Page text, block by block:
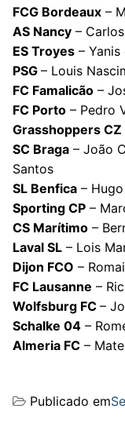
FCG Bordeaux –
AS Nancy –
ES Troyes – Yanis
PSG – Louis
FC Famalicão –
FC Porto – Pedro
Grasshoppers CZ
SC Braga – João
Santos
SL Benfica –
Sporting CP –
CS Marítimo –
Laval SL – Lois
Dijon FCO –
FC Lausanne –
Wolfsburg FC –
Schalke 04 –
Almeria FC –
Publicado em